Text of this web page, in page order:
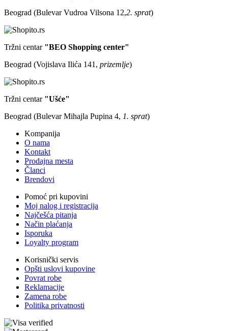
Beograd (Bulevar Vudroa Vilsona 12,2. sprat)
Tržni centar "BEO Shopping center"
Beograd (Vojislava Ilića 141, prizemlje)
Tržni centar "Ušće"
Beograd (Bulevar Mihajla Pupina 4, 1. sprat)
Kompanija
O nama
Kontakt
Prodajna mesta
Članci
Brendovi
Pomoć pri kupovini
Moj nalog i registracija
Najčešća pitanja
Način plaćanja
Isporuka
Loyalty program
Korisnički servis
Opšti uslovi kupovine
Povrat robe
Reklamacije
Zamena robe
Politika privatnosti